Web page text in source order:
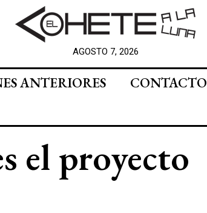
AGOSTO 7, 2026
ANTERIORES
CONTACTO
el proyecto